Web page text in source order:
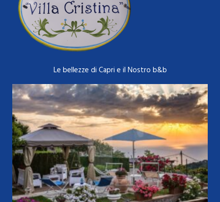
Le bellezze di Capri e il Nostro b&b